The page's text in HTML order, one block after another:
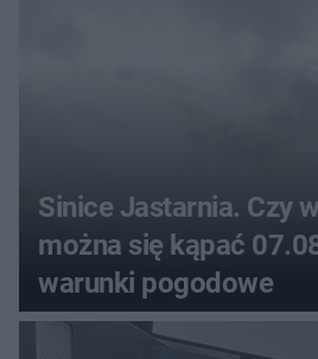
Sinice Jastarnia. Czy
można się kąpać
warunki pogodowe